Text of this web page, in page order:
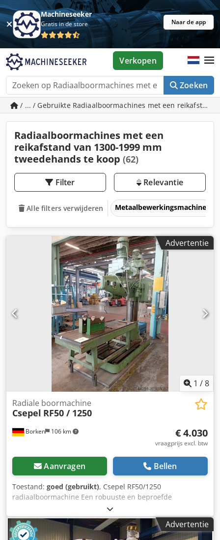
Machineseeker
Gratis in de store Naar de app
Zoeken
Verkopen
/ ... / Gebruikte Radiaalboormachines met een reikafstand
Radiaalboormachines met een
reikafstand van 1300-1999 mm
tweedehands te koop (62)
Filter Relevantie
Alle filters verwijderen Metaalbewerkingsmachines
Advertentie
1 /8
Borken 106 km
Radiale boormachine
Csepel RF50 / 1250
€ 4.030
vraagprijs excl. btw
Aanvragen Bellen
Toestand: goed (gebruikt), Csepel RF50/1250
radiaalboormachine Een robuuste en beproefde
radiaalboormachine van de kwaliteitsfabrikant Csepel
(model RF50/1250). De machine onderscheidt zich door zijn
solide constructie en is uitermate geschikt voorAdvertentie